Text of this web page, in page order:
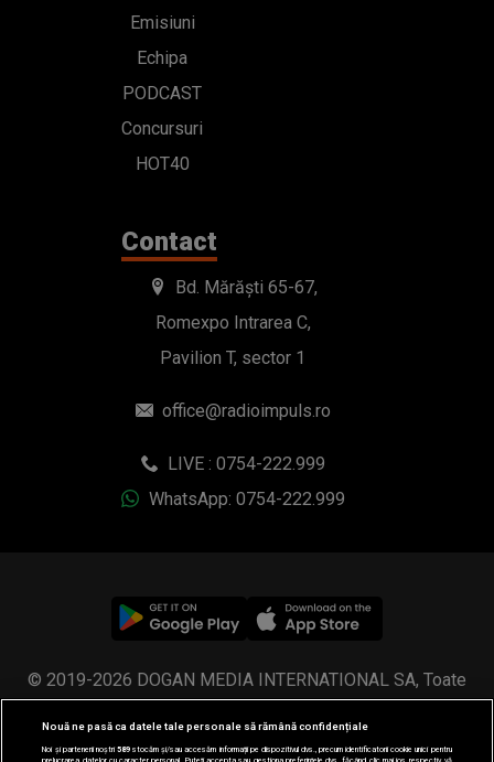
Emisiuni
Echipa
PODCAST
Concursuri
HOT40
Contact
Bd. Mărăști 65-67,
Romexpo Intrarea C,
Pavilion T, sector 1
office@radioimpuls.ro
LIVE : 0754-222.999
WhatsApp: 0754-222.999
© 2019-2026 DOGAN MEDIA INTERNATIONAL SA, Toate
drepturile rezervate.
Nouă ne pasă ca datele tale personale să rămână confidențiale
Noi și partenerii noștri589stocăm și/sau accesăm informații pe dispozitivul dvs., precum identificatorii cookie unici pentru
prelucrarea datelor cu caracter personal. Puteți accepta sau gestiona preferințele dvs. făcând clic mai jos, respectiv vă